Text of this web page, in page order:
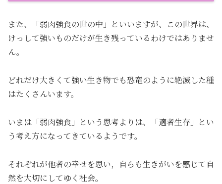
また、「弱肉強食の世の中」といいますが、この世界は、
けっして強いものだけが生き残っているわけではありませ
ん。
どれだけ大きくて強い生き物でも恐竜のように絶滅した種
はたくさんいます。
いまは「弱肉強食」という思考よりは、「適者生存」とい
う考え方になってきているようです。
それぞれが他者の幸せを思い，自らも生きがいを感じて自
然を大切にしてゆく社会。